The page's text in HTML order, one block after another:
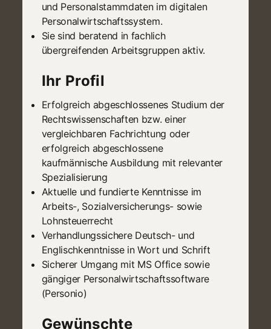
und Personalstammdaten im digitalen
Personalwirtschaftssystem.
Sie sind beratend in fachlich
übergreifenden Arbeitsgruppen aktiv.
Ihr Profil
Erfolgreich abgeschlossenes Studium der
Rechtswissenschaften bzw. einer
vergleichbaren Fachrichtung oder
erfolgreich abgeschlossene
kaufmännische Ausbildung mit relevanter
Spezialisierung
Aktuelle und fundierte Kenntnisse im
Arbeits-, Sozialversicherungs- sowie
Lohnsteuerrecht
Verhandlungssichere Deutsch- und
Englischkenntnisse in Wort und Schrift
Sicherer Umgang mit MS Office sowie
gängiger Personalwirtschaftssoftware
(Personio)
Gewünschte